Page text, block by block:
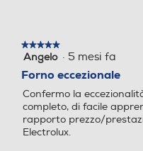
lungo)
Manopole push/pull
Porta e vetri
★★★★★
★★★★★
5
stelle.
Angelo · 5 mesi fa
Forno eccezionale
Confermo la
completo, di facile
rapporto prezzo/
Electrolux.